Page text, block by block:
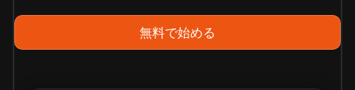
無料で始める